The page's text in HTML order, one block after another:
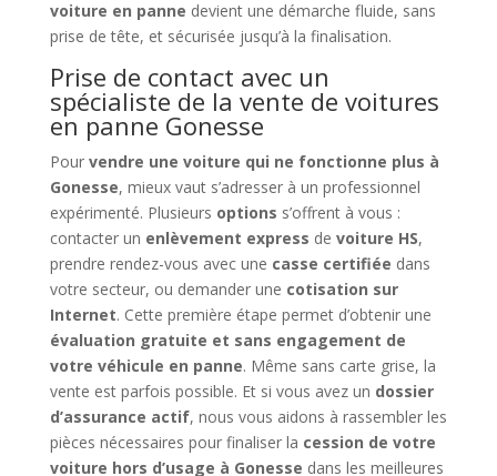
voiture en panne devient une démarche fluide, sans
prise de tête, et sécurisée jusqu’à la finalisation.
Prise de contact avec un
spécialiste de la vente de voitures
en panne Gonesse
Pour vendre une voiture qui ne fonctionne plus à
Gonesse, mieux vaut s’adresser à un professionnel
expérimenté. Plusieurs options s’offrent à vous :
contacter un enlèvement express de voiture HS,
prendre rendez-vous avec une casse certifiée dans
votre secteur, ou demander une cotisation sur
Internet. Cette première étape permet d’obtenir une
évaluation gratuite et sans engagement de
votre véhicule en panne. Même sans carte grise, la
vente est parfois possible. Et si vous avez un dossier
d’assurance actif, nous vous aidons à rassembler les
pièces nécessaires pour finaliser la cession de votre
voiture hors d’usage à Gonesse dans les meilleures